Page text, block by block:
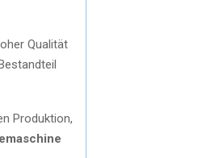
Qualität
Produktion,